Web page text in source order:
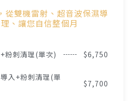
從雙機雷射、超音波保濕導
、讓您自信整個月
粉刺清理(單次) $6,750
入+粉刺清理(單
$7,700